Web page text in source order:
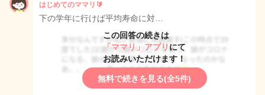
はじめてのママリ🔰
下の学年に行けば平均寿命に対…
この回答の続きは
「ママリ」アプリ にて
お読みいただけます！
無料で続きを見る(全5件)